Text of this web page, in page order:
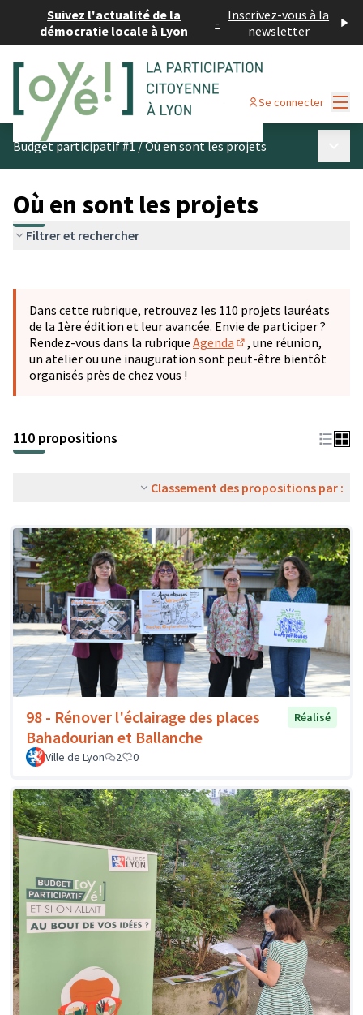
Suivez l'actualité de la
démocratie locale à Lyon
- Inscrivez-vous à la
newsletter
Se connecter
Budget participatif #1/Où en sont les projets
Où en sont les projets
Filtrer et rechercher
−
Dans cette rubrique, retrouvez les 110 projets lauréats
de la 1ère édition et leur avancée. Envie de participer ?
Rendez-vous dans la rubrique Agenda
(S'ouvre dans un
, une réunion,
un atelier ou une inauguration sont peut-être bientôt
organisés près de chez vous !
110 propositions
Classement des propositions par :
98 - Rénover l'éclairage des places
Bahadourian et Ballanche
Réalisé
Ville de Lyon 2 0